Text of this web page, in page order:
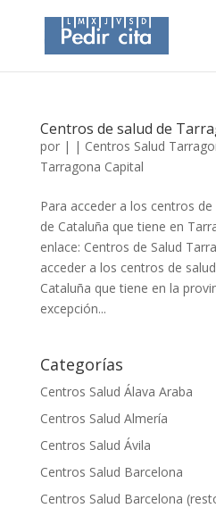
Centros de salud de
por | | Centros Salud
Tarragona Capital
Para acceder a los centros
de Cataluña que tiene en
enlace: Centros de Salud
acceder a los centros de
Cataluña que tiene en la
excepción...
Categorías
Centros Salud Álava Araba
Centros Salud Almería
Centros Salud Ávila
Centros Salud Barcelona
Centros Salud Barcelona